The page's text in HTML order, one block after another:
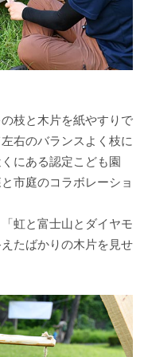
枝と木片を紙やすりで
右のバランスよく枝に
にある認定こども園
市庭のコラボレーショ
虹と富士山とダイヤモ
たばかりの木片を見せ